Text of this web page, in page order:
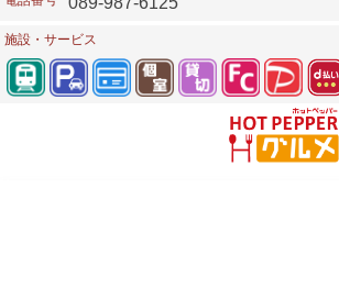
施設・サービス